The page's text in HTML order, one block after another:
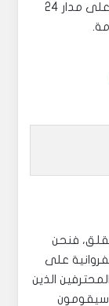
الفروانية، الكويت. نقدم خدمة سريعة وفعالة على مدار 24
فنحن
على
المحترفين الذين